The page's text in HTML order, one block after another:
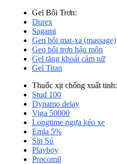
Gel Bôi Trơn:
Durex
Sagami
Gen bôi mat-xa (massage)
Geo bôi trơn hậu môn
Gel tăng khoái cảm nữ
Gel Titan
Thuốc xịt chống xuất tinh:
Stud 100
Dynamo delay
Viga 50000
Longtime ngựa kéo xe
Emla 5%
Sìn Sú
Playboy
Procomil